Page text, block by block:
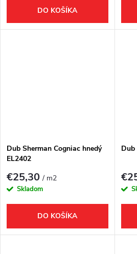
DO KOŠÍKA
Dub Sherman Cogniac hnedý
EL2402
€25,30/ m2
Skladom
DO KOŠÍKA
Dub